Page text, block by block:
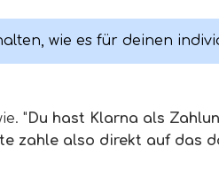
wie es für deinen
"Du hast Klarna als
zahle also direkt auf das